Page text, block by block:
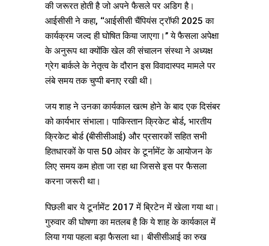
की जरूरत होती है जो अपने फैसले पर अडिग है।
आईसीसी ने कहा, ‘‘आईसीसी चैंपियंस ट्रॉफी 2025 का
कार्यक्रम जल्द ही घोषित किया जाएगा।’’ ये फैसला अपेक्षा
के अनुरूप था क्योंकि खेल की संचालन संस्था ने अध्यक्ष
ग्रेग बार्कले के नेतृत्व के दौरान इस विवादास्पद मामले पर
लंबे समय तक चुप्पी बनाए रखी थी।
जय शाह ने उनका कार्यकाल खत्म होने के बाद एक दिसंबर
को कार्यभार संभाला। पाकिस्तान क्रिकेट बोर्ड, भारतीय
क्रिकेट बोर्ड (बीसीसीआई) और प्रसारकों सहित सभी
हितधारकों के पास 50 ओवर के टूर्नामेंट के आयोजन के
लिए समय कम होता जा रहा था जिससे इस पर फैसला
करना जरूरी था।
पिछली बार ये टूर्नामेंट 2017 में ब्रिटेन में खेला गया था।
गुरुवार की घोषणा का मतलब है कि ये शाह के कार्यकाल में
लिया गया पहला बड़ा फैसला था। बीसीसीआई का रुख